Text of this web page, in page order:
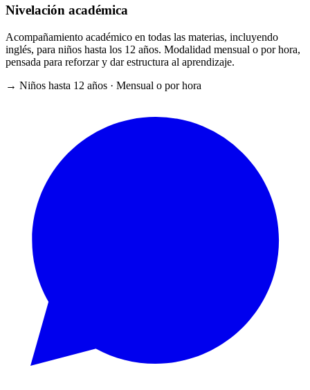
Nivelación académica
Acompañamiento académico en todas las materias, incluyendo
inglés, para niños hasta los 12 años. Modalidad mensual o por hora,
pensada para reforzar y dar estructura al aprendizaje.
→ Niños hasta 12 años · Mensual o por hora